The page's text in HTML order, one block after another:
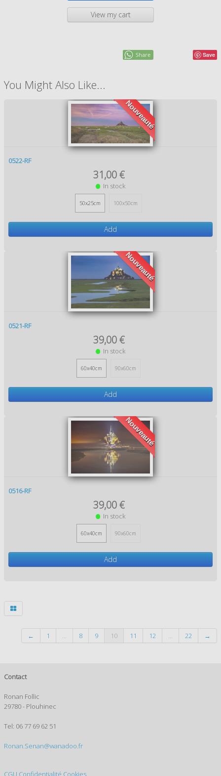
View my cart
Save
Share
You Might Also Like...
Nouveauté
0522-RF
31,00 €
In stock
50x25cm 100x50cm
Add
Nouveauté
0521-RF
39,00 €
In stock
60x40cm 90x60cm
Add
Nouveauté
0516-RF
39,00 €
In stock
60x40cm 90x60cm
Add
← 1 ... 8 9 10 11 12 ... 22 →
Contact
Ronan Follic
29780 - Plouhinec
Tel: 06 77 69 62 51
Ronan.Senan@wanadoo.fr
CGU Confidentialité Cookies